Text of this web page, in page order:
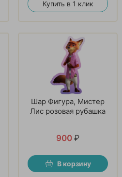
Купить в 1 клик
Шар Фигура, Мистер
Лис розовая рубашка
900 ₽
В корзину